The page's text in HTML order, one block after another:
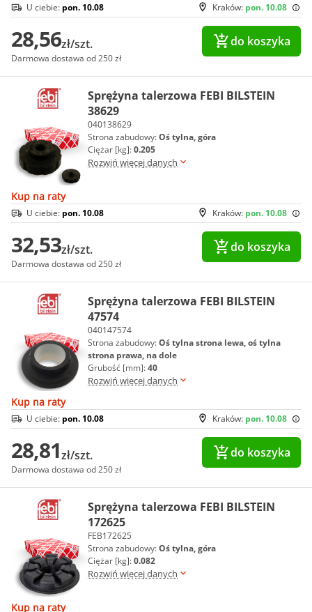
Kraków: pon. 10.08
U ciebie: pon. 10.08
28,56zł/szt.
Darmowa dostawa od 250 zł
do koszyka
Sprężyna talerzowa FEBI BILSTEIN
38629
040138629
Strona zabudowy:Oś tylna, góra
Ciężar [kg]:0.205
Rozwiń więcej danych
Kup na raty
Kraków: pon. 10.08
U ciebie: pon. 10.08
32,53zł/szt.
Darmowa dostawa od 250 zł
do koszyka
Sprężyna talerzowa FEBI BILSTEIN
47574
040147574
Strona zabudowy:Oś tylna strona lewa, oś tylna
strona prawa, na dole
Grubość [mm]:40
Rozwiń więcej danych
Kup na raty
Kraków: pon. 10.08
U ciebie: pon. 10.08
28,81zł/szt.
Darmowa dostawa od 250 zł
do koszyka
Sprężyna talerzowa FEBI BILSTEIN
172625
FEB172625
Strona zabudowy:Oś tylna, góra
Ciężar [kg]:0.082
Rozwiń więcej danych
Kup na raty